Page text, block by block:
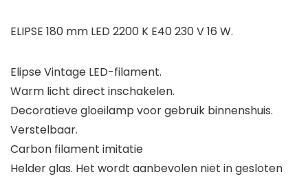
ELIPSE 180 mm LED 2200 K E40 230 V 16 W.
Elipse Vintage LED-filament.
Warm licht direct inschakelen.
Decoratieve gloeilamp voor gebruik binnenshuis.
Verstelbaar.
Carbon filament imitatie
Helder glas. Het wordt aanbevolen niet in gesloten